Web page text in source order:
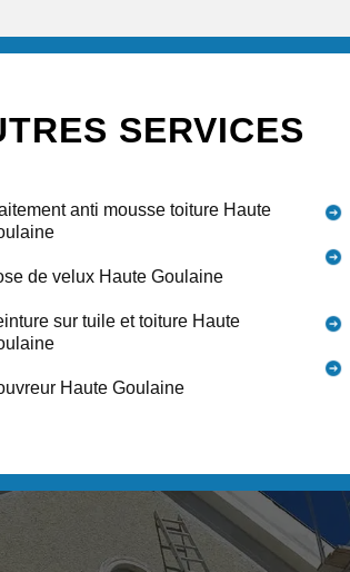
SERVICES
anti mousse toiture Haute
de velux Haute Goulaine
sur tuile et toiture Haute
Haute Goulaine